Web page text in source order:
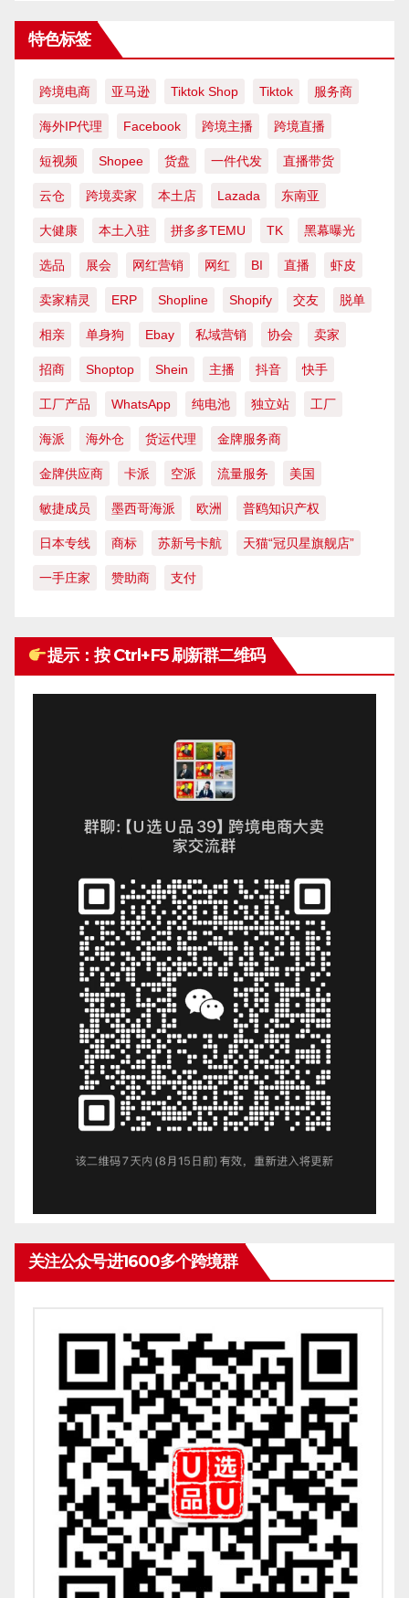
特色标签
跨境电商 亚马逊 Tiktok Shop Tiktok 服务商
海外IP代理 Facebook 跨境主播 跨境直播
短视频 Shopee 货盘 一件代发 直播带货
云仓 跨境卖家 本土店 Lazada 东南亚
大健康 本土入驻 拼多多TEMU TK 黑幕曝光
选品 展会 网红营销 网红 BI 直播 虾皮
卖家精灵 ERP Shopline Shopify 交友 脱单
相亲 单身狗 Ebay 私域营销 协会 卖家
招商 Shoptop Shein 主播 抖音 快手
工厂产品 WhatsApp 纯电池 独立站 工厂
海派 海外仓 货运代理 金牌服务商
金牌供应商 卡派 空派 流量服务 美国
敏捷成员 墨西哥海派 欧洲 普鸥知识产权
日本专线 商标 苏新号卡航 天猫“冠贝星旗舰店”
一手庄家 赞助商 支付
提示：按 Ctrl+F5 刷新群二维码
关注公众号进1600多个跨境群